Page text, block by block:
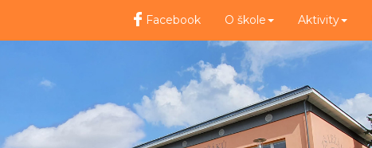
Facebook O škole Aktivity